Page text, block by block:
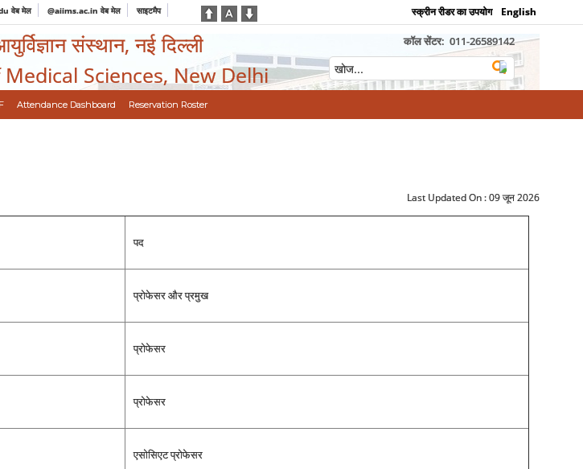
वेब मेल @aiims.ac.in वेब मेल साइटमैप स्क्रीन रीडर का उपयोग English
संस्थान, नई दिल्ली
Sciences, New Delhi
कॉल सेंटर: 011-26589142
Attendance Dashboard Reservation Roster
Last Updated On :09 जून 2026
पद
प्रोफेसर और प्रमुख
प्रोफेसर
प्रोफेसर
एसोसिएट प्रोफेसर